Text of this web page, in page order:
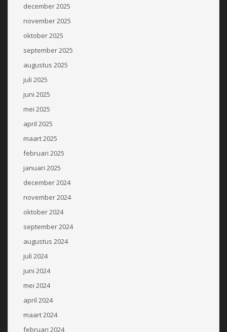
december 2025
november 2025
oktober 2025
september 2025
augustus 2025
juli 2025
juni 2025
mei 2025
april 2025
maart 2025
februari 2025
januari 2025
december 2024
november 2024
oktober 2024
september 2024
augustus 2024
juli 2024
juni 2024
mei 2024
april 2024
maart 2024
februari 2024